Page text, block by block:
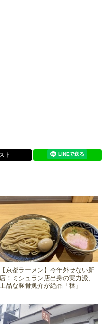
【京都ラーメン】今年外せない新
店！ミシュラン店出身の実力派、
上品な豚骨魚介が絶品「穣」